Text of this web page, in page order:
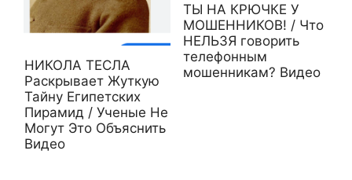
НИКОЛА ТЕСЛА
Раскрывает Жуткую
Тайну Египетских
Пирамид / Ученые Не
Могут Это Объяснить
Видео
ТЫ НА КРЮЧКЕ У
МОШЕННИКОВ! / Что
НЕЛЬЗЯ говорить
телефонным
мошенникам? Видео